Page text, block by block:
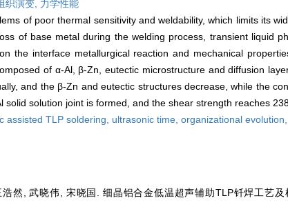
织演变, 力学性能
of poor thermal sensitivity and weldability, which limits its
of base metal during the welding process, transient liquid
the interface metallurgical reaction and mechanical
of α-Al, β-Zn, eutectic microstructure and diffusion
and the β-Zn and eutectic structures decrease, while the
solid solution joint is formed, and the shear strength reaches
assisted TLP soldering, ultrasonic time, organizational evolution,
然, 武晓伟, 宋晓国. 细晶铝合金低温超声辅助TLP钎焊工艺